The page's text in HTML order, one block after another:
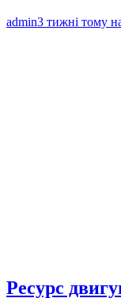
admin3 тижні тому
Ресурс